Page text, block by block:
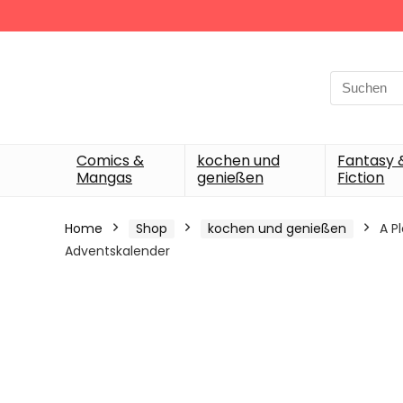
Search
for:
Comics &
Mangas
kochen und
genießen
Fantasy
Fiction
Home Shop kochen und genießen
A
Adventskalender